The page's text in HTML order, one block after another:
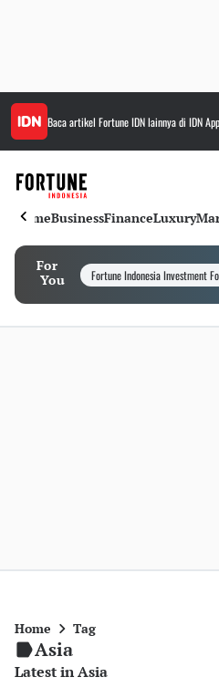
Baca artikel Fortune IDNlainnya di IDN App
HomeBusinessFinanceLuxury
For
You
Fortune Indonesia Investment
Home Tag
Asia
Latest in Asia